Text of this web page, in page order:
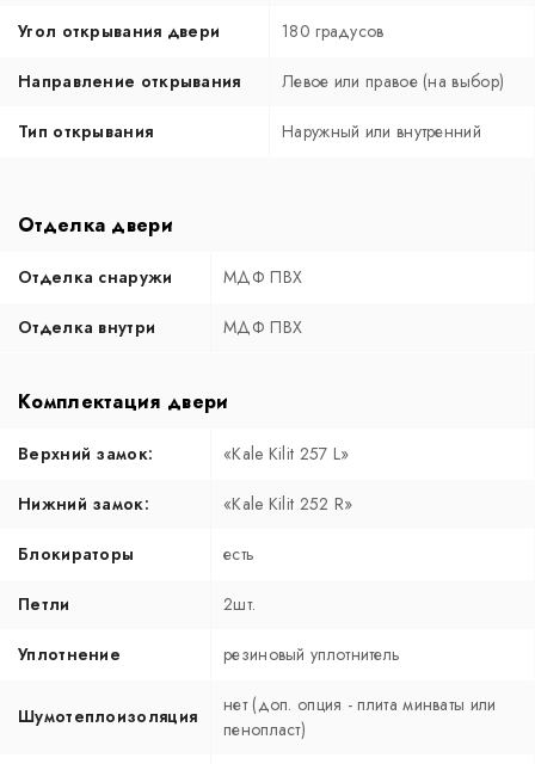
Угол открывания двери 180 градусов
Направление открывания Левое или правое (на выбор)
Тип открывания Наружный или внутренний
Отделка двери
Отделка снаружи МДФ ПВХ
Отделка внутри МДФ ПВХ
Комплектация двери
Верхний замок: «Kale Kilit 257 L»
Нижний замок: «Kale Kilit 252 R»
Блокираторы есть
Петли 2шт.
Уплотнение резиновый уплотнитель
Шумотеплоизоляция
нет (доп. опция - плита минваты или
пенопласт)